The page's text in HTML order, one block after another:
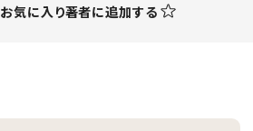
お気に入り著者に追加する